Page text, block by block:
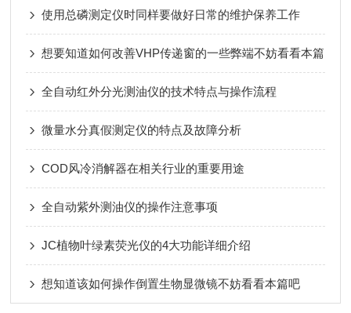
使用总磷测定仪时同样要做好日常的维护保养工作
想要知道如何改善VHP传递窗的一些弊端不妨看看本篇
全自动红外分光测油仪的技术特点与操作流程
微量水分真假测定仪的特点及故障分析
COD风冷消解器在相关行业的重要用途
全自动紫外测油仪的操作注意事项
JC植物叶绿素荧光仪的4大功能详细介绍
想知道该如何操作倒置生物显微镜不妨看看本篇吧